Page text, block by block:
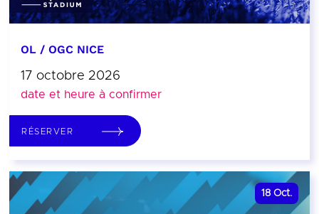
OL / OGC NICE
17 octobre 2026
date et heure à confirmer
RÉSERVER
18 Oct.